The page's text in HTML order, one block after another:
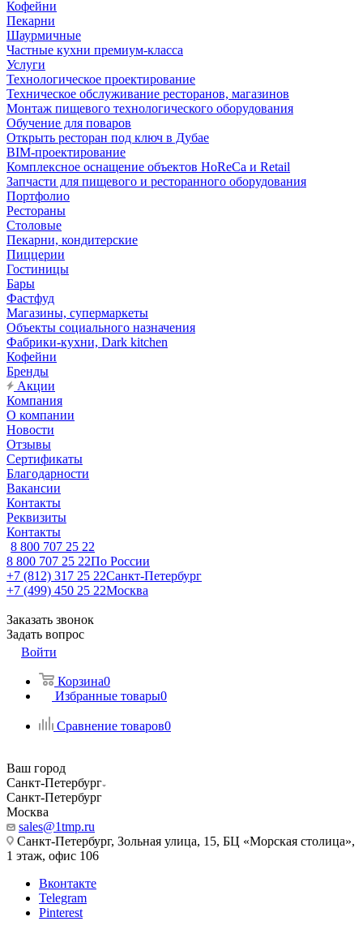
Кофейни
Пекарни
Шаурмичные
Частные кухни премиум-класса
Услуги
Технологическое проектирование
Техническое обслуживание ресторанов, магазинов
Монтаж пищевого технологического оборудования
Обучение для поваров
Открыть ресторан под ключ в Дубае
BIM-проектирование
Комплексное оснащение объектов HoReCa и Retail
Запчасти для пищевого и ресторанного оборудования
Портфолио
Рестораны
Столовые
Пекарни, кондитерские
Пиццерии
Гостиницы
Бары
Фастфуд
Магазины, супермаркеты
Объекты социального назначения
Фабрики-кухни, Dark kitchen
Кофейни
Бренды
Акции
Компания
О компании
Новости
Отзывы
Сертификаты
Благодарности
Вакансии
Контакты
Реквизиты
Контакты
8 800 707 25 22
8 800 707 25 22По России
+7 (812) 317 25 22Санкт-Петербург
+7 (499) 450 25 22Москва
Заказать звонок
Задать вопрос
Войти
Корзина0
Избранные товары0
Сравнение товаров0
Ваш город
Санкт-Петербург
Санкт-Петербург
Москва
sales@1tmp.ru
Санкт-Петербург, Зольная улица, 15, БЦ «Морская столица»,
1 этаж, офис 106
Вконтакте
Telegram
Pinterest